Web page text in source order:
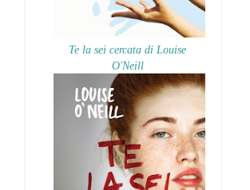
Te la sei cercata di Louise
O'Neill